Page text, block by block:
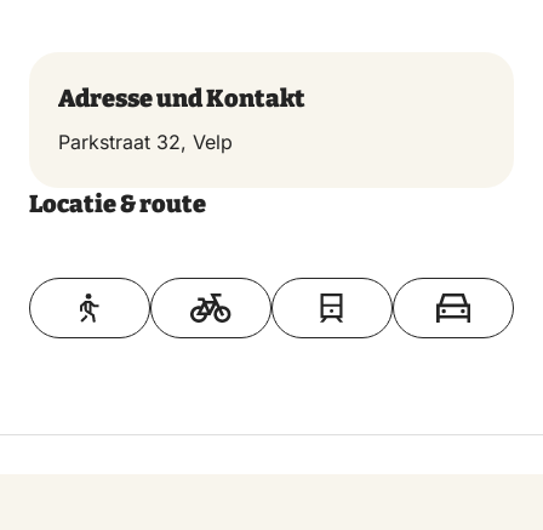
Adresse und Kontakt
Parkstraat 32, Velp
Locatie & route
Toon op kaart